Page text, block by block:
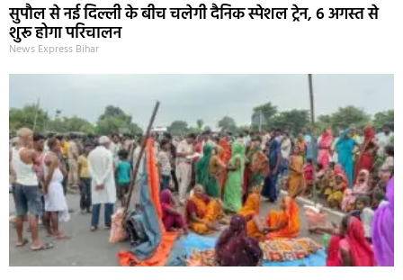
सुपौल से नई दिल्ली के बीच चलेगी दैनिक स्पेशल ट्रेन, 6 अगस्त से
शुरू होगा परिचालन
News Express Bihar